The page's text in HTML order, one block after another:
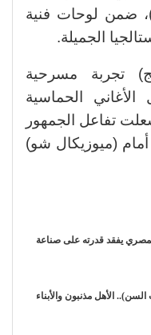
ضمن لوحات فنية
الجميلة.
تجربة مسرحية
الحماسية
تفاعل الجمهور
(ميوزيكال شو)
يفقد قدرته على صناعة
الأهل مذنبون والأبناء